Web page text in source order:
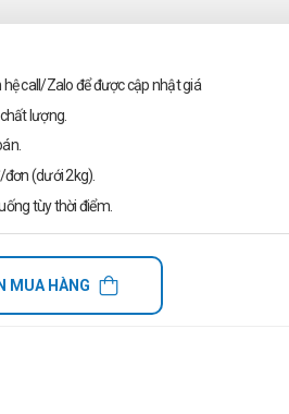
hệ call/Zalo để được cập nhật giá
lượng.
(dưới 2kg).
tùy thời điểm.
MUA HÀNG